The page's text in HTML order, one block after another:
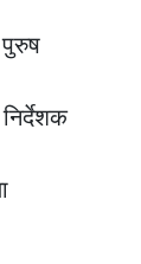
पुरुष